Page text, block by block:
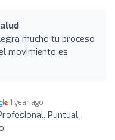
mucho tu proceso
movimiento es
1 year ago
Puntual.